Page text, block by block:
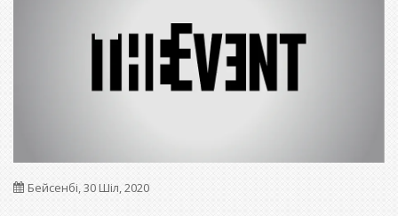
Бейсенбі, 30 Шіл, 2020